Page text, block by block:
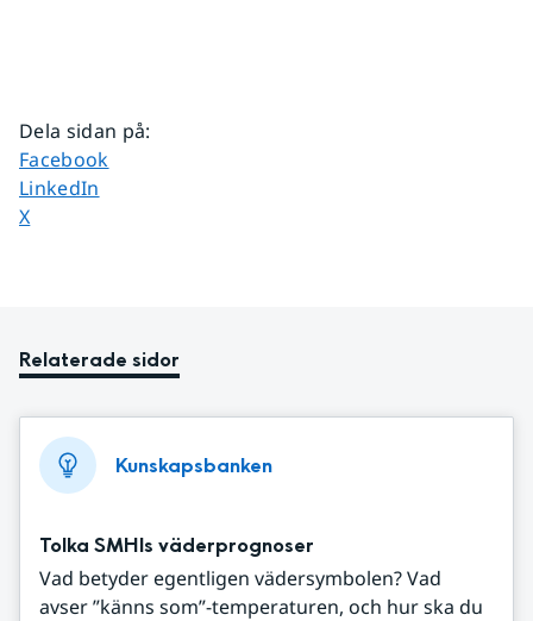
Dela sidan på:
Dela sidan på
Facebook
Dela sidan på
LinkedIn
Dela sidan på
X
Relaterade sidor
Kunskapsbanken
Tolka SMHIs väderprognoser
Vad betyder egentligen vädersymbolen? Vad
avser ”känns som”-temperaturen, och hur ska du